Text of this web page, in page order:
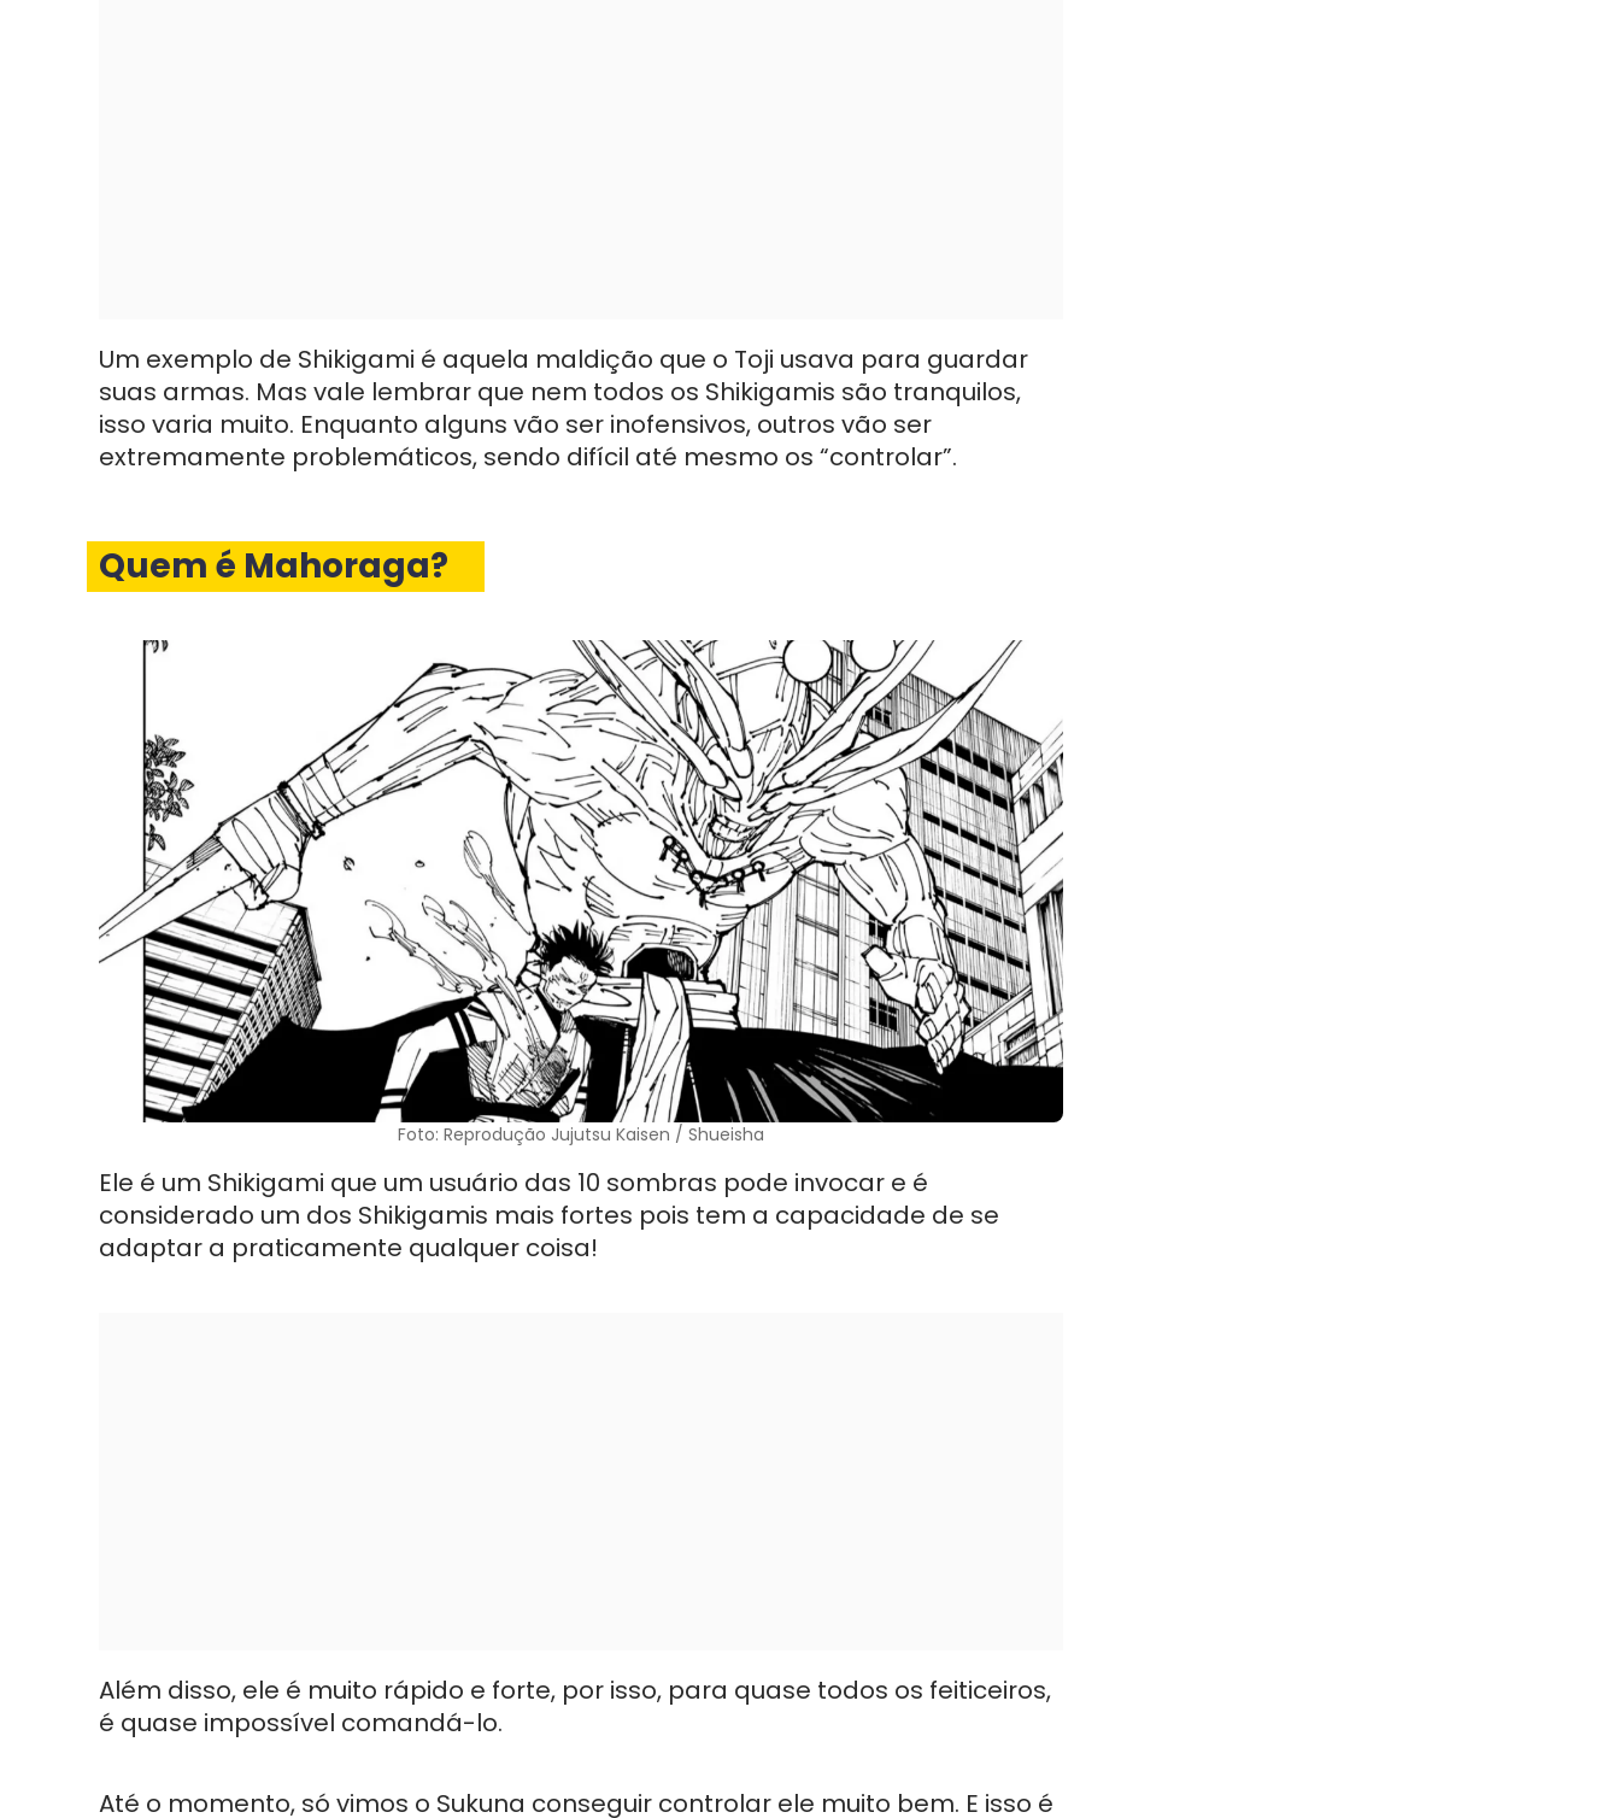
Um exemplo de Shikigami é aquela maldição que o Toji usava para guardar
suas armas. Mas vale lembrar que nem todos os Shikigamis são tranquilos,
isso varia muito. Enquanto alguns vão ser inofensivos, outros vão ser
extremamente problemáticos, sendo difícil até mesmo os “controlar”.
Quem é Mahoraga?
Foto: Reprodução Jujutsu Kaisen / Shueisha
Ele é um Shikigami que um usuário das 10 sombras pode invocar e é
considerado um dos Shikigamis mais fortes pois tem a capacidade de se
adaptar a praticamente qualquer coisa!
Além disso, ele é muito rápido e forte, por isso, para quase todos os feiticeiros,
é quase impossível comandá-lo.
Até o momento, só vimos o Sukuna conseguir controlar ele muito bem. E isso é